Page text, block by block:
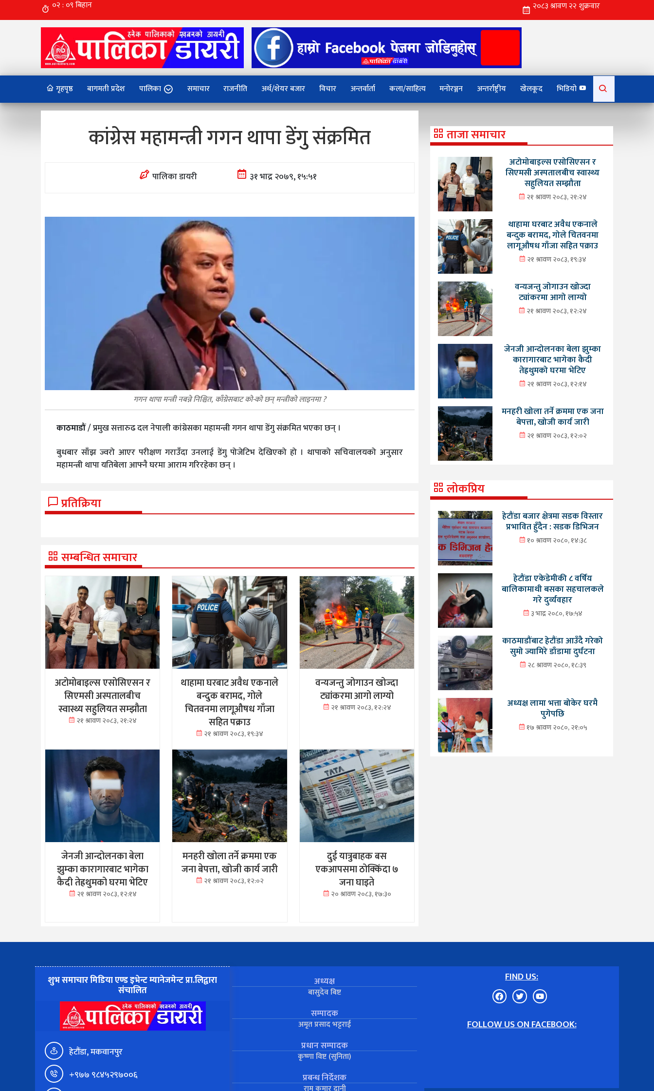
गृहपृष्ठ बागमती प्रदेश पालिका समाचार राजनीति अर्थ/शेयर बजार विचार अन्तर्वार्ता कला/साहित्य मनोरञ्जन अन्तर्राष्ट्रीय खेलकूद भिडियो
for:
कांग्रेस महामन्त्री गगन थापा डेंगु संक्रमित
पालिका डायरी ३१ भाद्र २०७९, १५:५१
गगन थापा मन्त्री नबन्ने निश्चित, काँग्रेसबाट को-को छन् मन्त्रीको लाइनमा ?
काठमाडौं/ प्रमुख सत्तारुढ दल नेपाली कांग्रेसका महामन्त्री गगन थापा डेंगु संक्रमित भएका छन् ।
बुधबार साँझ ज्वरो आएर परीक्षण गराउँदा उनलाई डेंगु पोजेटिभ देखिएको हो । थापाको सचिवालयको अनुसार
महामन्त्री थापा यतिबेला आफ्नै घरमा आराम गरिरहेका छन् ।
प्रतिक्रिया
सम्बन्धित समाचार
अटोमोबाइल्स एसोसिएसन र
सिएमसी अस्पतालबीच
स्वास्थ्य सहुलियत सम्झौता
२१ श्रावण २०८३, २१:२४
थाहामा घरबाट अवैध एकनाले
बन्दुक बरामद, गोले
चितवनमा लागूऔषध गाँजा
सहित पक्राउ
२१ श्रावण २०८३, १९:३४
वन्यजन्तु जोगाउन खोज्दा
ट्यांकरमा आगो लाग्यो
२१ श्रावण २०८३, १२:२४
जेनजी आन्दोलनका बेला
झुम्का कारागारबाट भागेका
कैदी तेह्रथुमको घरमा भेटिए
२१ श्रावण २०८३, १२:१४
मनहरी खोला तर्ने क्रममा एक
जना बेपत्ता, खोजी कार्य जारी
२१ श्रावण २०८३, १२:०२
दुई यात्रुबाहक बस
एकआपसमा ठोक्किँदा ७
जना घाइते
२० श्रावण २०८३, १७:३०
ताजा समाचार
अटोमोबाइल्स एसोसिएसन र
सिएमसी अस्पतालबीच स्वास्थ्य
सहुलियत सम्झौता
२१ श्रावण २०८३, २१:२४
थाहामा घरबाट अवैध एकनाले
बन्दुक बरामद, गोले चितवनमा
लागूऔषध गाँजा सहित पक्राउ
२१ श्रावण २०८३, १९:३४
वन्यजन्तु जोगाउन खोज्दा
ट्यांकरमा आगो लाग्यो
२१ श्रावण २०८३, १२:२४
जेनजी आन्दोलनका बेला झुम्का
कारागारबाट भागेका कैदी
तेह्रथुमको घरमा भेटिए
२१ श्रावण २०८३, १२:१४
मनहरी खोला तर्ने क्रममा एक जना
बेपत्ता, खोजी कार्य जारी
२१ श्रावण २०८३, १२:०२
लोकप्रिय
हेटौंडा बजार क्षेत्रमा सडक विस्तार
प्रभावित हुँदैन : सडक डिभिजन
१० श्रावण २०८०, १४:३८
हेटौंडा एकेडेमीकी ८ वर्षिय
बालिकामाथी बसका सहचालकले
गरे दुर्व्यवहार
३ भाद्र २०८०, १७:५४
काठमाडौंबाट हेटौंडा आउँदै गरेको
सुमो ज्यामिरे डाँडामा दुर्घटना
२८ श्रावण २०८०, १८:३९
अध्यक्ष लामा भत्ता बोकेर घरमै
पुगेपछि
१७ श्रावण २०८०, २१:०५
शुभ समाचार मिडिया एण्ड इभेन्ट म्यानेजमेन्ट प्रा.लिद्वारा
संचालित
हेटौंडा, मकवानपुर
+९७७ ९८४५२९७००६
अध्यक्ष
बासुदेव बिष्ट
सम्पादक
अमृत प्रसाद भट्टराई
प्रधान सम्पादक
कृष्णा विष्ट (सुनिता)
प्रबन्ध निर्देशक
FIND US:
FOLLOW US ON FACEBOOK: